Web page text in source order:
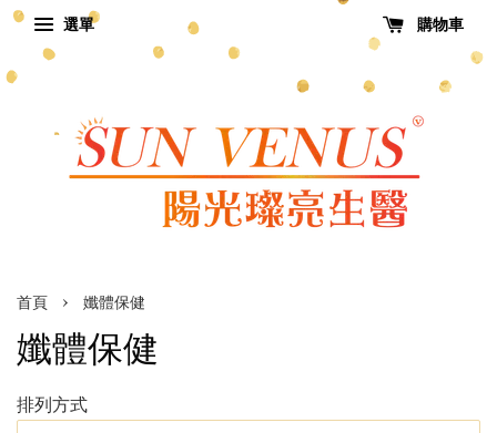
選單 購物車
首頁 › 孅體保健
孅體保健
排列方式